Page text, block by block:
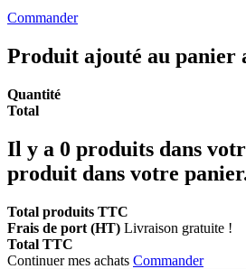
Commander
Produit ajouté au panier
Quantité
Total
Il y a 0 produits dans
produit dans votre
Total produits TTC
Frais de port (HT) Livraison gratuite !
Total TTC
Continuer mes achats Commander